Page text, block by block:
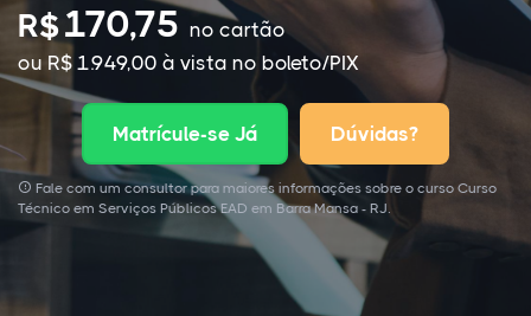
R$170,75no cartão
ou R$ 1.949,00 à vista no boleto/PIX
Matrícule-se Já Dúvidas?
Fale com um consultor para maiores informações sobre o curso Curso
Técnico em Serviços Públicos EAD em Barra Mansa - RJ.